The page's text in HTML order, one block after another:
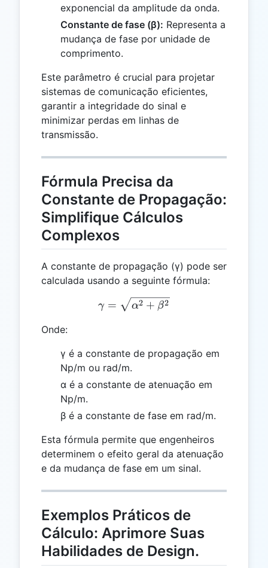
exponencial da amplitude da onda.
Constante de fase (β): Representa a
mudança de fase por unidade de
comprimento.
Este parâmetro é crucial para projetar
sistemas de comunicação eficientes,
garantir a integridade do sinal e
minimizar perdas em linhas de
transmissão.
Fórmula Precisa da
Constante de Propagação:
Simplifique Cálculos
Complexos
A constante de propagação (γ) pode ser
calculada usando a seguinte fórmula:
γ = \sqrt{α^2 + β^2}
γ = α2 + β2
Onde:
γ é a constante de propagação em
Np/m ou rad/m.
α é a constante de atenuação em
Np/m.
β é a constante de fase em rad/m.
Esta fórmula permite que engenheiros
determinem o efeito geral da atenuação
e da mudança de fase em um sinal.
Exemplos Práticos de
Cálculo: Aprimore Suas
Habilidades de Design.